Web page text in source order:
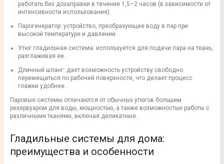
работать без дозаправки в течение 1,5–2 часов (в зависимости от
интенсивности использования).
Парогенератор: устройство, преобразующее воду в пар при
высокой температуре и давлении.
Утюг гладильная система: используется для подачи пара на ткань,
разглаживая ее.
Длинный шланг: дает возможность устройству свободно
перемещаться по рабочей поверхности, что делает процесс
глажки удобнее.
Паровые системы отличаются от обычных утюгов большим
резервуаром для воды, мощностью, а также возможностью работы с
различными тканями, включая деликатные.
Гладильные системы для дома:
преимущества и особенности